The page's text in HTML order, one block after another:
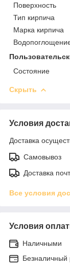
Поверхность
Тип кирпича
Марка кирпича
Состояние
Скрыть
Условия
Доставка
Самовывоз
Доставка
Все условия
Условия
Наличными
Безналичный